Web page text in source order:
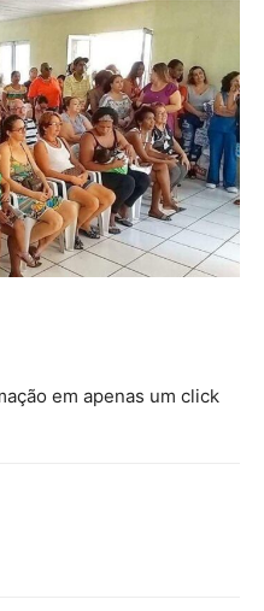
em apenas um click